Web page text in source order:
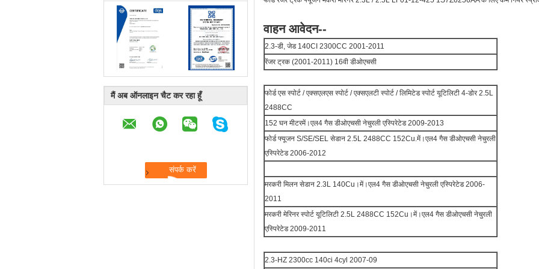
मैं अब ऑनलाइन चैट कर रहा हूँ
वाहन आवेदन--
2.3-डी, जेड 140CI 2300CC 2001-2011
रेंजर ट्रक (2001-2011) 16वी डीओएचसी
फोर्ड एस स्पोर्ट / एक्सएलएस स्पोर्ट / एक्सएलटी स्पोर्ट / लिमिटेड स्पोर्ट यूटिलिटी 4-डोर 2.5L
2488CC
152 घन मीटरमें।एल4 गैस डीओएचसी नेचुरली एस्पिरेटेड 2009-2013
फोर्ड फ्यूजन S/SE/SEL सेडान 2.5L 2488CC 152Cu.में।एल4 गैस डीओएचसी नेचुरली
एस्पिरेटेड 2006-2012
मरकरी मिलन सेडान 2.3L 140Cu।में।एल4 गैस डीओएचसी नेचुरली एस्पिरेटेड 2006-
2011
मरकरी मेरिनर स्पोर्ट यूटिलिटी 2.5L 2488CC 152Cu।में।एल4 गैस डीओएचसी नेचुरली
एस्पिरेटेड 2009-2011
2.3-HZ 2300cc 140ci 4cyl 2007-09